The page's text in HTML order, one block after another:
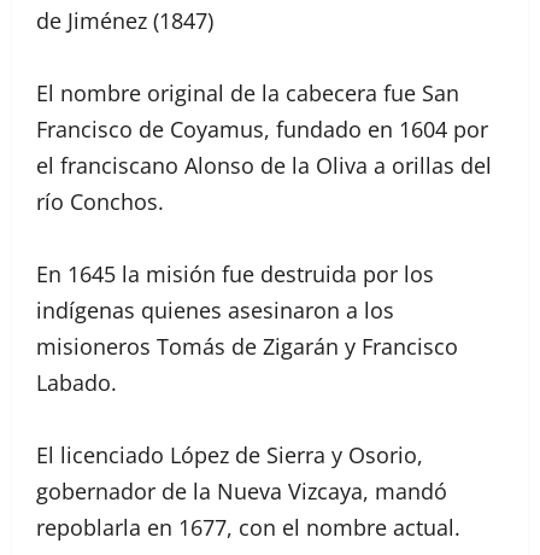
de Jiménez (1847)
El nombre original de la cabecera fue San
Francisco de Coyamus, fundado en 1604 por
el franciscano Alonso de la Oliva a orillas del
río Conchos.
En 1645 la misión fue destruida por los
indígenas quienes asesinaron a los
misioneros Tomás de Zigarán y Francisco
Labado.
El licenciado López de Sierra y Osorio,
gobernador de la Nueva Vizcaya, mandó
repoblarla en 1677, con el nombre actual.